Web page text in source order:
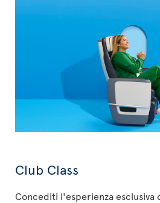
Club Class
Concediti l'esperienza esclusiva